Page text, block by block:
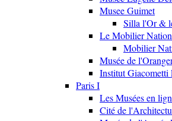
Musee Guimet
Silla l'Or &
Le Mobilier
Mobilier
Musée de
Institut Giacometti
Paris I
Les Musées en
Cité de